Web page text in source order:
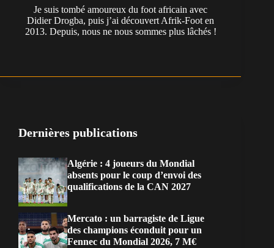
Je suis tombé amoureux du foot africain avec
Didier Drogba, puis j’ai découvert Afrik-Foot en
2013. Depuis, nous ne nous sommes plus lâchés !
Dernières publications
Algérie : 4 joueurs du Mondial
absents pour le coup d’envoi des
qualifications de la CAN 2027
Mercato : un barragiste de Ligue
des champions éconduit pour un
Fennec du Mondial 2026, 7 M€